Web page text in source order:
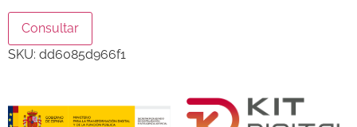
Consultar
SKU: dd6085d966f1